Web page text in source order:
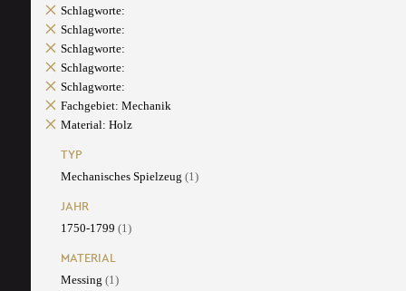
Schlagworte:
Schlagworte:
Schlagworte:
Schlagworte:
Schlagworte:
Fachgebiet: Mechanik
Material: Holz
TYP
Mechanisches Spielzeug (1)
JAHR
1750-1799 (1)
MATERIAL
Messing (1)